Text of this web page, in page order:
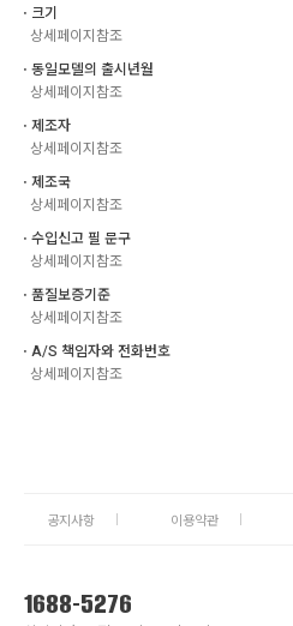
ㆍ크기
상세페이지참조
ㆍ동일모델의 출시년월
상세페이지참조
ㆍ제조자
상세페이지참조
ㆍ제조국
상세페이지참조
ㆍ수입신고 필 문구
상세페이지참조
ㆍ품질보증기준
상세페이지참조
ㆍA/S 책임자와 전화번호
상세페이지참조
공지사항 이용약관
1688-5276